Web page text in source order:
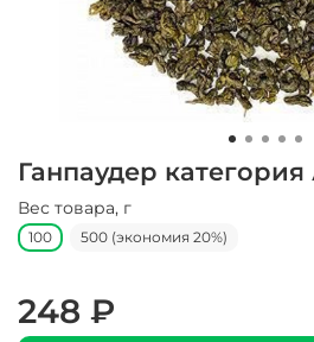
Ганпаудер категория
Вес товара, г
100 500 (экономия 20%)
248 ₽